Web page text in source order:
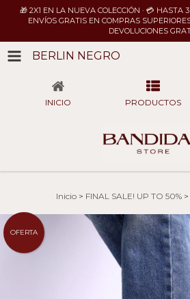
🎁 2X1 EN LA NUEVA COLECCIÓN · 💳 HASTA
ENVÍOS GRATIS EN COMPRAS
DEVOLUCIONES
BERLIN NEGRO
INICIO PRODUCTOS
Inicio > FINAL SALE! UP TO 50% >
OFERTA